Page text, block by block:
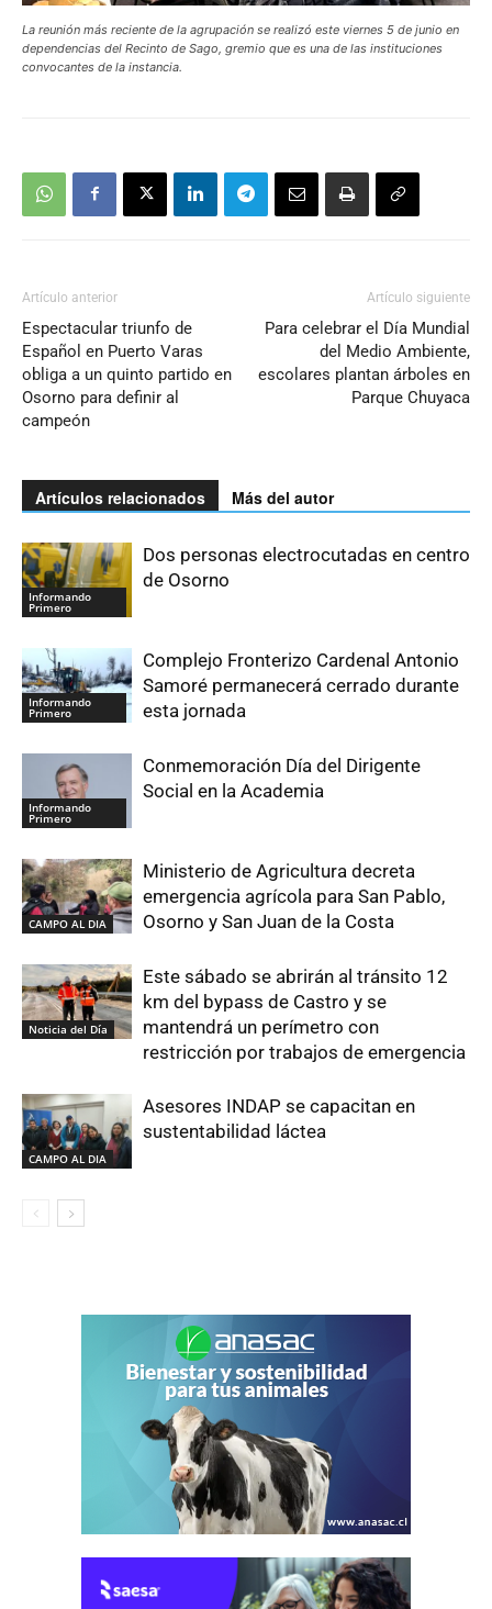
La reunión más reciente de la agrupación se realizó este viernes 5 de junio en
dependencias del Recinto de Sago, gremio que es una de las instituciones
convocantes de la instancia.
Artículo anterior
Espectacular triunfo de
Español en Puerto Varas
obliga a un quinto partido en
Osorno para definir al
campeón
Artículo siguiente
Para celebrar el Día Mundial
del Medio Ambiente,
escolares plantan árboles en
Parque Chuyaca
Artículos relacionados Más del autor
Informando
Primero
Dos personas electrocutadas en centro
de Osorno
Informando
Primero
Complejo Fronterizo Cardenal Antonio
Samoré permanecerá cerrado durante
esta jornada
Informando
Primero
Conmemoración Día del Dirigente
Social en la Academia
CAMPO AL DIA
Ministerio de Agricultura decreta
emergencia agrícola para San Pablo,
Osorno y San Juan de la Costa
Noticia del Día
Este sábado se abrirán al tránsito 12
km del bypass de Castro y se
mantendrá un perímetro con
restricción por trabajos de emergencia
CAMPO AL DIA
Asesores INDAP se capacitan en
sustentabilidad láctea